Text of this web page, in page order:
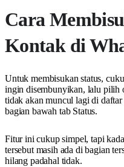
Cara
Kontak di
Untuk membisukan status,
ingin disembunyikan, lalu pilih
tidak akan muncul lagi di daftar
bagian bawah tab Status.
Fitur ini cukup simpel, tapi
tersebut masih ada di bagian
hilang padahal tidak.